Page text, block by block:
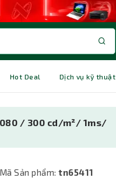
Hot Deal Dịch vụ kỹ thuật
/ 300 cd/m²/ 1ms/
Mã Sản phẩm:tn65411